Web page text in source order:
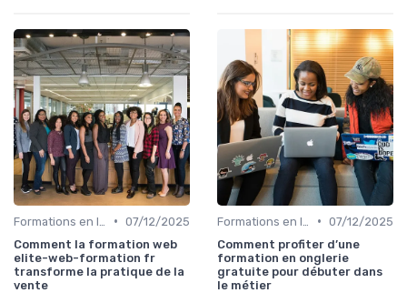
• 07/12/2025
Comment la formation web
elite-web-formation fr
transforme la pratique de la
vente
• 07/12/2025
Comment profiter d’une
formation en onglerie
gratuite pour débuter dans
le métier